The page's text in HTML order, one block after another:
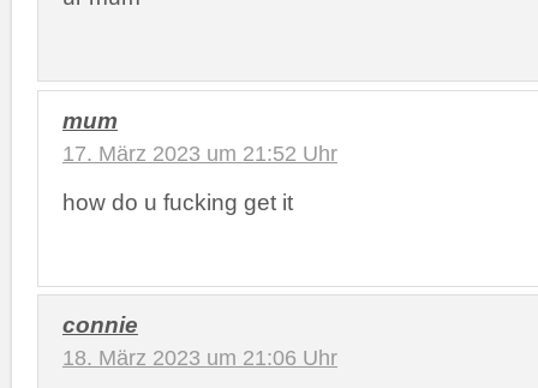
mum
17. März 2023 um 21:52 Uhr
how do u fucking get it
connie
18. März 2023 um 21:06 Uhr